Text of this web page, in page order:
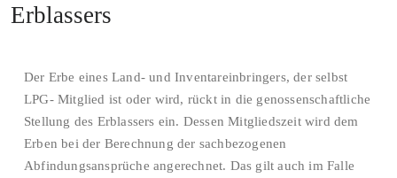
Erblassers
Der Erbe eines Land- und Inventareinbringers, der selbst
LPG- Mitglied ist oder wird, rückt in die genossenschaftliche
Stellung des Erblassers ein. Dessen Mitgliedszeit wird dem
Erben bei der Berechnung der sachbezogenen
Abfindungsansprüche angerechnet. Das gilt auch im Falle